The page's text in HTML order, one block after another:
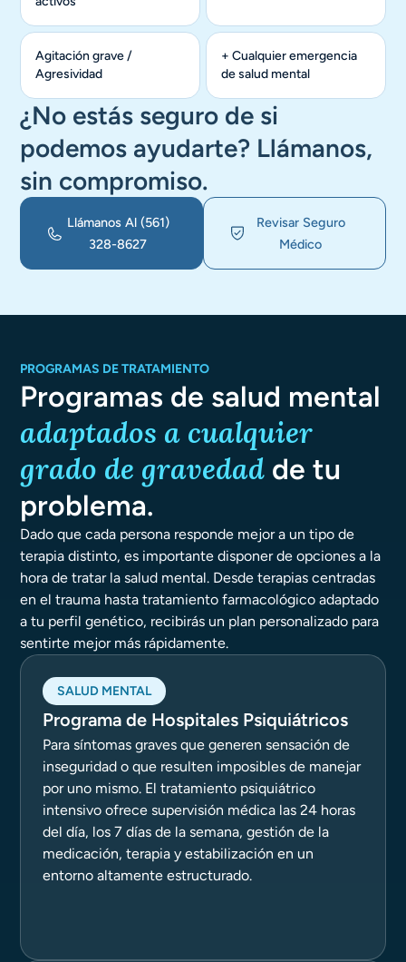
Agitación grave /
Agresividad
+ Cualquier emergencia
de salud mental
¿No estás seguro de si
podemos ayudarte? Llámanos,
sin compromiso.
Llámanos Al (561)
328-8627
Revisar Seguro
Médico
PROGRAMAS DE TRATAMIENTO
Programas de salud mental
adaptados a cualquier
grado de gravedad de tu
problema.
Dado que cada persona responde mejor a un tipo de
terapia distinto, es importante disponer de opciones a la
hora de tratar la salud mental. Desde terapias centradas
en el trauma hasta tratamiento farmacológico adaptado
a tu perfil genético, recibirás un plan personalizado para
sentirte mejor más rápidamente.
SALUD MENTAL
Programa de Hospitales Psiquiátricos
Para síntomas graves que generen sensación de
inseguridad o que resulten imposibles de manejar
por uno mismo. El tratamiento psiquiátrico
intensivo ofrece supervisión médica las 24 horas
del día, los 7 días de la semana, gestión de la
medicación, terapia y estabilización en un
entorno altamente estructurado.